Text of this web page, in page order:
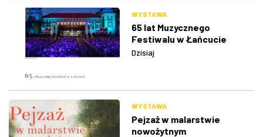
WYSTAWA
65 lat Muzycznego
Festiwalu w Łańcucie
Dzisiaj
WYSTAWA
Pejzaż w malarstwie
nowożytnym